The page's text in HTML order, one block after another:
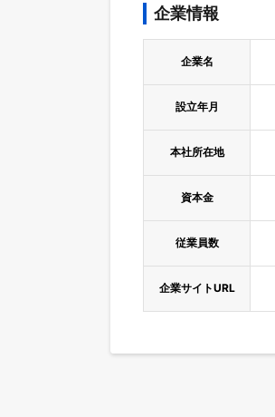
企業情報
企業名
設立年月
本社所在地
資本金
従業員数
企業サイトURL